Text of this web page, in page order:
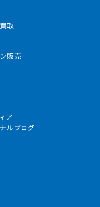
取
販売
ア
ルブログ